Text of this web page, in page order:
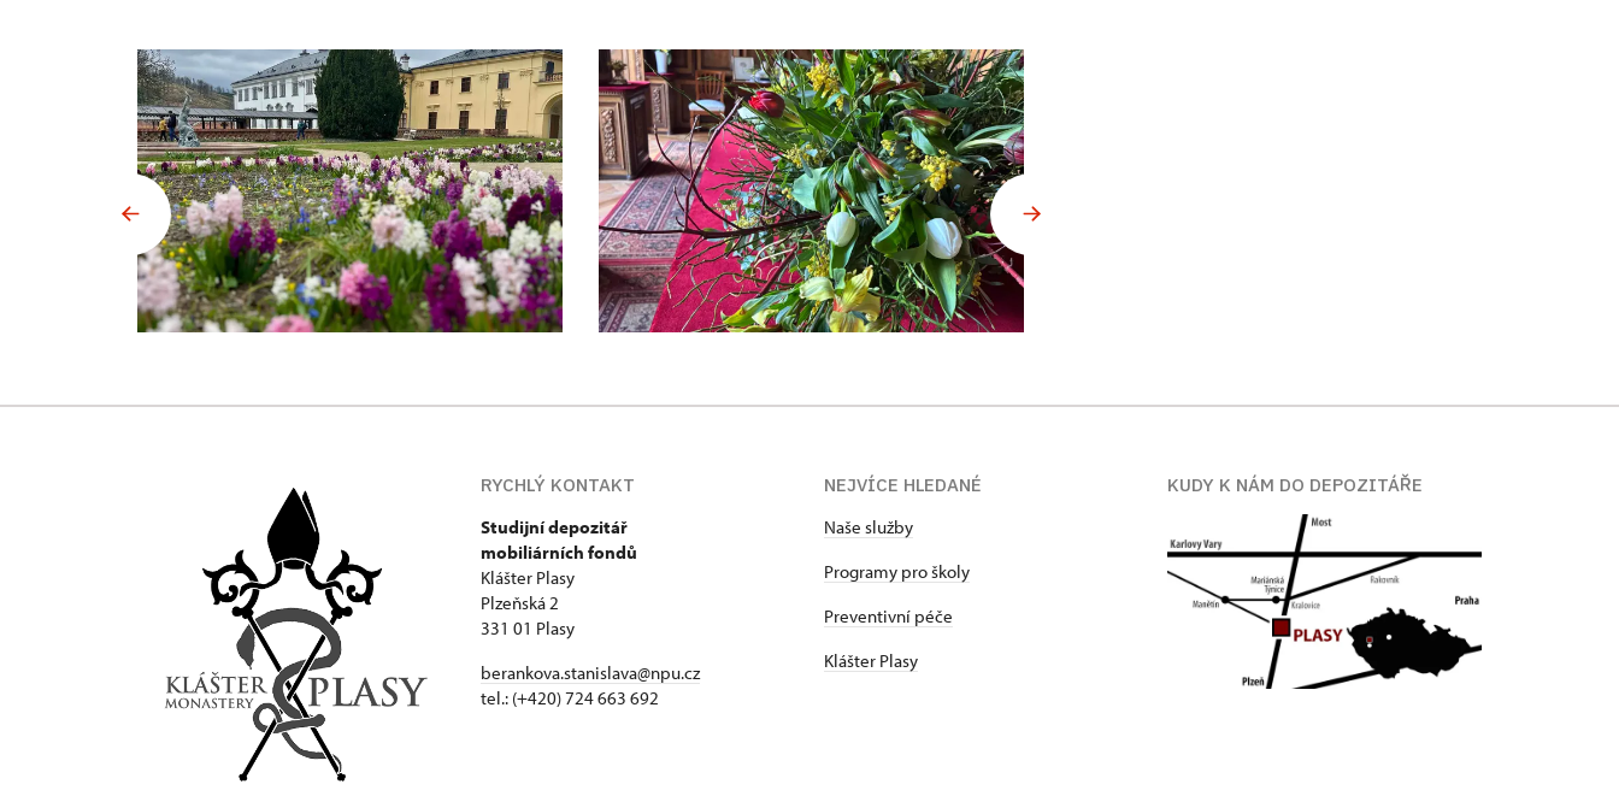
RYCHLÝ KONTAKT
Studijní depozitář
mobiliárních fondů
Klášter Plasy
Plzeňská 2
331 01 Plasy
berankova.stanislava@npu.cz
tel.: (+420) 724 663 692
NEJVÍCE HLEDANÉ
Naše služby
Programy pro školy
Preventivní péče
Klášter Plasy
KUDY K NÁM DO DEPOZITÁŘE